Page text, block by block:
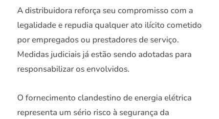
A distribuidora reforça seu compromisso com a
legalidade e repudia qualquer ato ilícito cometido
por empregados ou prestadores de serviço.
Medidas judiciais já estão sendo adotadas para
responsabilizar os envolvidos.
O fornecimento clandestino de energia elétrica
representa um sério risco à segurança da